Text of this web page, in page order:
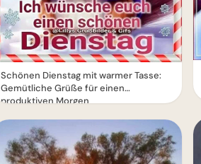
Schönen Dienstag mit warmer Tasse:
Gemütliche Grüße für einen
produktiven Morgen